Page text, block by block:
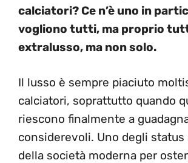
calciatori? Ce n’è uno in
vogliono tutti, ma proprio
extralusso, ma non solo.
Il lusso è sempre piaciuto
calciatori, soprattutto quando
riescono finalmente a
considerevoli. Uno degli status
della società moderna per